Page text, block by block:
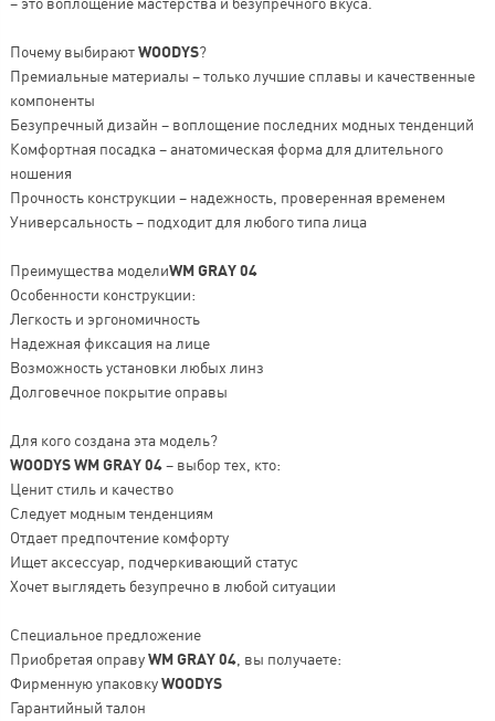
Почему выбираютWOODYS?
Премиальные материалы – только лучшие сплавы и качественные
компоненты
Безупречный дизайн – воплощение последних модных тенденций
Комфортная посадка – анатомическая форма для длительного
ношения
Прочность конструкции – надежность, проверенная временем
Универсальность – подходит для любого типа лица
Преимущества моделиWM GRAY 04
Особенности конструкции:
Легкость и эргономичность
Надежная фиксация на лице
Возможность установки любых линз
Долговечное покрытие оправы
Для кого создана эта модель?
WOODYS WM GRAY 04– выбор тех, кто:
Ценит стиль и качество
Следует модным тенденциям
Отдает предпочтение комфорту
Ищет аксессуар, подчеркивающий статус
Хочет выглядеть безупречно в любой ситуации
Специальное предложение
Приобретая оправуWM GRAY 04, вы получаете:
Фирменную упаковкуWOODYS
Гарантийный талон